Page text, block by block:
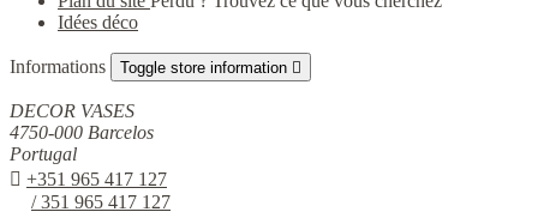
Idées déco
Informations Toggle store information 
DECOR VASES
4750-000 Barcelos
Portugal
 +351 965 417 127
/ 351 965 417 127